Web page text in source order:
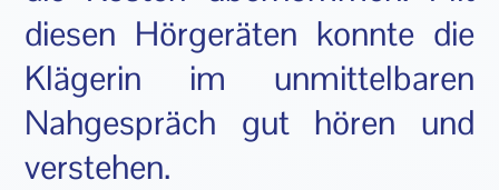
diesen Hörgeräten konnte die
Klägerin im unmittelbaren
Nahgespräch gut hören und
verstehen.